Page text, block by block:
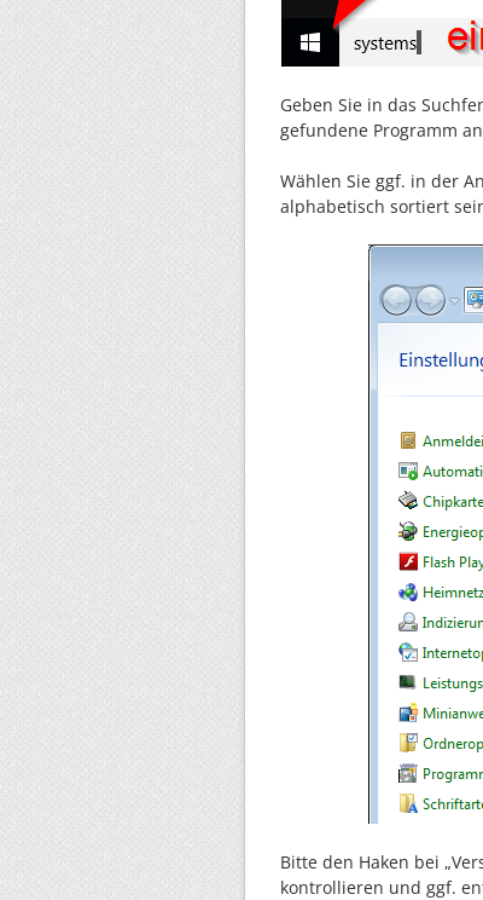
Geben Sie in das
gefundene Programm
Wählen Sie ggf. in der
alphabetisch sortiert
Bitte den Haken bei
kontrollieren und ggf.